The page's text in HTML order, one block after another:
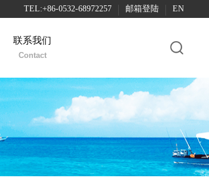
EN
邮箱登陆
TEL:+86-0532-68972257
联系我们
Contact